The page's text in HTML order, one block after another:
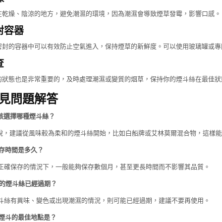
燥、陰涼的地方，避免潮濕的環境，因為潮濕會導致煙草發霉，影響口感。
容器
的容器中可以有效防止空氣進入，保持煙草的新鮮度。可以使用玻璃罐或
態也是非常重要的，及時處理潮濕或變質的烟草，保持你的煙斗絲在最佳
問題解答
選擇哪種煙斗絲？
，建議從風味較為柔和的煙斗絲開始，比如白船牌或艾林莫爾混合物，這樣
時間是多久？
確保存的情況下，一般能夠保存數個月，甚至更長時間而不影響其品質。
煙斗絲已經過期？
絲有異味、變色或出現潮濕的情況，則可能已經過期，建議不要再使用。
斗的最佳地點是？